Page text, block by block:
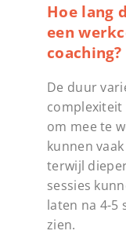
Hoe lang
een
coaching?
De duur
complexiteit
om mee te
kunnen
terwijl
sessies
laten na 4-5
zien.